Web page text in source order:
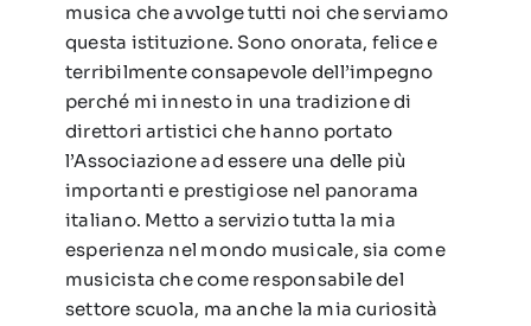
musica che avvolge tutti noi che serviamo
questa istituzione. Sono onorata, felice e
terribilmente consapevole dell’impegno
perché mi innesto in una tradizione di
direttori artistici che hanno portato
l’Associazione ad essere una delle più
importanti e prestigiose nel panorama
italiano. Metto a servizio tutta la mia
esperienza nel mondo musicale, sia come
musicista che come responsabile del
settore scuola, ma anche la mia curiosità